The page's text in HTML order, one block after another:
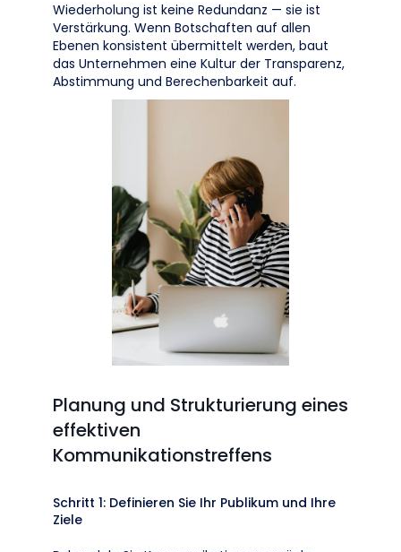
Wiederholung ist keine Redundanz — sie ist
Verstärkung. Wenn Botschaften auf allen
Ebenen konsistent übermittelt werden, baut
das Unternehmen eine Kultur der Transparenz,
Abstimmung und Berechenbarkeit auf.
Planung und Strukturierung eines
effektiven
Kommunikationstreffens
Schritt 1: Definieren Sie Ihr Publikum und Ihre
Ziele